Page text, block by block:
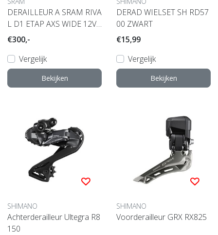
DERAILLEUR A SRAM RIVA
L D1 ETAP AXS WIDE 12V
36T
€300,-
Vergelijk
Bekijken
DERAD WIELSET SH RD57
00 ZWART
€15,99
Vergelijk
Bekijken
SHIMANO
Achterderailleur Ultegra R8
150
SHIMANO
Voorderailleur GRX RX825